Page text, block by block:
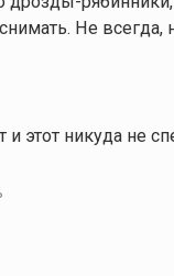
Не всегда,
этот никуда не